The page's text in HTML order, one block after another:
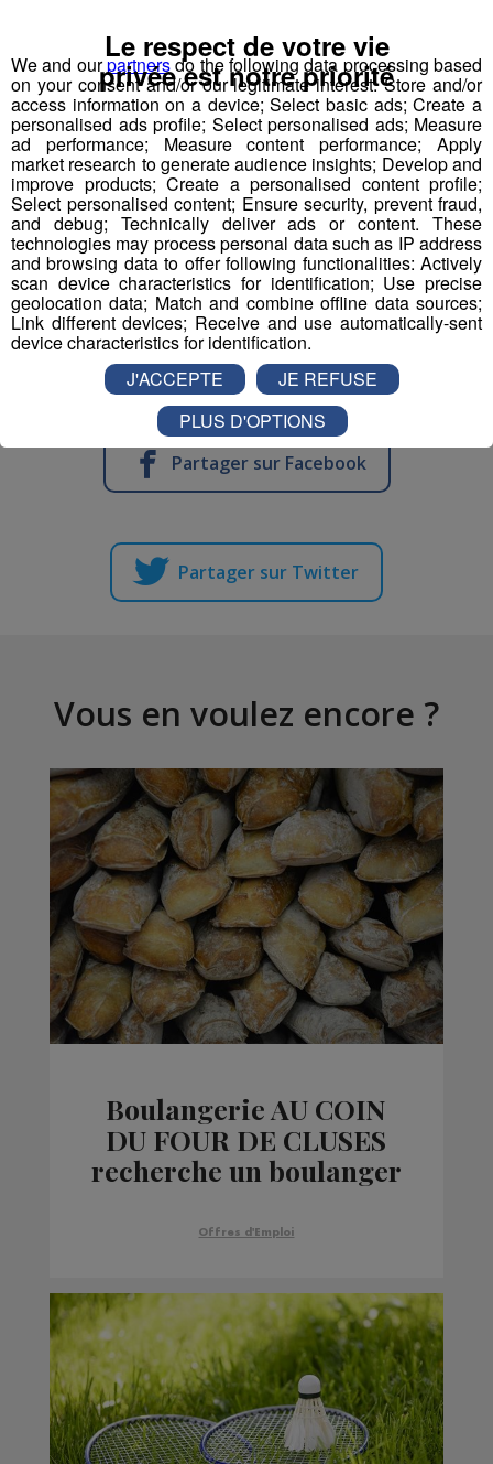
• NUMERO OFFRE POLE EMPLOI : 031WJYS
• NOM ENTREPRISE : POLE EMPLOI
CV ET LETTRE MOTIVATION à adresser :
Pôle Emploi Sallanches
• MODALITE DE CONTACT : Téléphoner au 3949 ou
vous présenter à l’agence Pôle emploi Sallanches
Partager sur Facebook
Partager sur Twitter
Vous en voulez encore ?
Boulangerie AU COIN
DU FOUR DE CLUSES
recherche un boulanger
Offres d'Emploi
We and ourpartnersdo the following data processing based
on your consent and/or our legitimate interest: Store and/or
access information on a device; Select basic ads; Create a
personalised ads profile; Select personalised ads; Measure
ad performance; Measure content performance; Apply
market research to generate audience insights; Develop and
improve products; Create a personalised content profile;
Select personalised content; Ensure security, prevent fraud,
and debug; Technically deliver ads or content. These
technologies may process personal data such as IP address
and browsing data to offer following functionalities: Actively
scan device characteristics for identification; Use precise
geolocation data; Match and combine offline data sources;
Link different devices; Receive and use automatically-sent
device characteristics for identification.
Le respect de votre vie
privée est notre priorité
J'ACCEPTE
JE REFUSE
PLUS D'OPTIONS